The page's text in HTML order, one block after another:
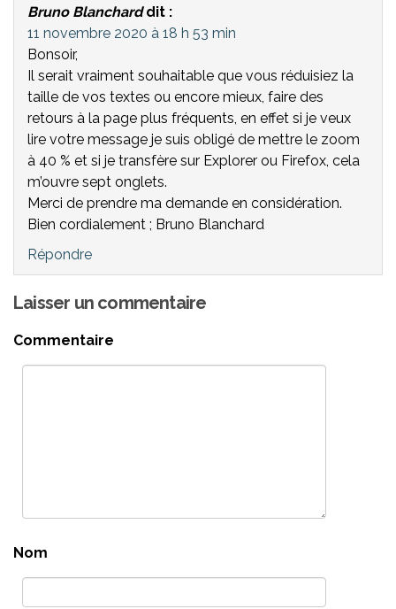
Bruno Blanchard dit :
11 novembre 2020 à 18 h 53 min
Bonsoir,
Il serait vraiment souhaitable que vous réduisiez la
taille de vos textes ou encore mieux, faire des
retours à la page plus fréquents, en effet si je veux
lire votre message je suis obligé de mettre le zoom
à 40 % et si je transfère sur Explorer ou Firefox, cela
m’ouvre sept onglets.
Merci de prendre ma demande en considération.
Bien cordialement ; Bruno Blanchard
Répondre
Laisser un commentaire
Commentaire
Nom